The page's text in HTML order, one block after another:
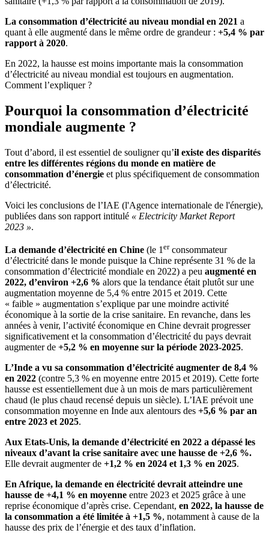
La consommation d’électricité au niveau mondial en 2021 a
quant à elle augmenté dans le même ordre de grandeur : +5,4 % par
rapport à 2020.
En 2022, la hausse est moins importante mais la consommation
d’électricité au niveau mondial est toujours en augmentation.
Comment l’expliquer ?
Pourquoi la consommation d’électricité
mondiale augmente ?
Tout d’abord, il est essentiel de souligner qu’il existe des disparités
entre les différentes régions du monde en matière de
consommation d’énergie et plus spécifiquement de consommation
d’électricité.
Voici les conclusions de l’IAE (l'Agence internationale de l'énergie),
publiées dans son rapport intitulé « Electricity Market Report
2023 ».
La demande d’électricité en Chine (le 1 erconsommateur
d’électricité dans le monde puisque la Chine représente 31 % de la
consommation d’électricité mondiale en 2022) a peu augmenté en
2022, d’environ +2,6 % alors que la tendance était plutôt sur une
augmentation moyenne de 5,4 % entre 2015 et 2019. Cette
« faible » augmentation s’explique par une moindre activité
économique à la sortie de la crise sanitaire. En revanche, dans les
années à venir, l’activité économique en Chine devrait progresser
significativement et la consommation d’électricité du pays devrait
augmenter de +5,2 % en moyenne sur la période 2023-2025.
L’Inde a vu sa consommation d’électricité augmenter de 8,4 %
en 2022 (contre 5,3 % en moyenne entre 2015 et 2019). Cette forte
hausse est essentiellement due à un mois de mars particulièrement
chaud (le plus chaud recensé depuis un siècle). L’IAE prévoit une
consommation moyenne en Inde aux alentours des +5,6 % par an
entre 2023 et 2025.
Aux Etats-Unis, la demande d’électricité en 2022 a dépassé les
niveaux d’avant la crise sanitaire avec une hausse de +2,6 %.
Elle devrait augmenter de +1,2 % en 2024 et 1,3 % en 2025.
En Afrique, la demande en électricité devrait atteindre une
hausse de +4,1 % en moyenne entre 2023 et 2025 grâce à une
reprise économique d’après crise. Cependant, en 2022, la hausse de
la consommation a été limitée à +1,5 %, notamment à cause de la
hausse des prix de l’énergie et des taux d’inflation.